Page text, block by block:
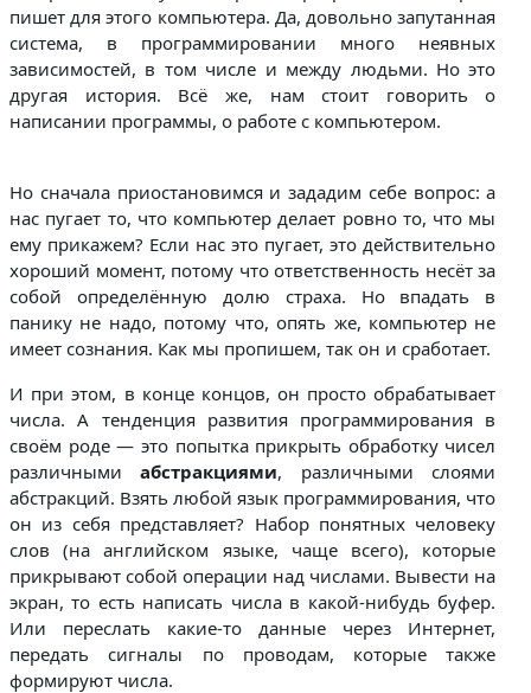
пишет для этого компьютера. Да, довольно запутанная
система, в программировании много неявных
зависимостей, в том числе и между людьми. Но это
другая история. Всё же, нам стоит говорить о
написании программы, о работе с компьютером.
Но сначала приостановимся и зададим себе вопрос: а
нас пугает то, что компьютер делает ровно то, что мы
ему прикажем? Если нас это пугает, это действительно
хороший момент, потому что ответственность несёт за
собой определённую долю страха. Но впадать в
панику не надо, потому что, опять же, компьютер не
имеет сознания. Как мы пропишем, так он и сработает.
И при этом, в конце концов, он просто обрабатывает
числа. А тенденция развития программирования в
своём роде — это попытка прикрыть обработку чисел
различнымиабстракциями, различными слоями
абстракций. Взять любой язык программирования, что
он из себя представляет? Набор понятных человеку
слов (на английском языке, чаще всего), которые
прикрывают собой операции над числами. Вывести на
экран, то есть написать числа в какой-нибудь буфер.
Или переслать какие-то данные через Интернет,
передать сигналы по проводам, которые также
формируют числа.